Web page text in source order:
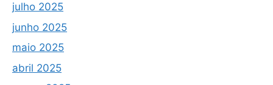
julho 2025
junho 2025
maio 2025
abril 2025